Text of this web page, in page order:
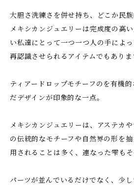
大胆さ洗練さを併せ持ち、どこか民
メキシカンジュエリーは完成度の高
い私達にとって一つ一つ人の手によ
再認識させられるアイテムでもありま
ティアードロップモチーフのを有機
だデザインが印象的な一点。
メキシカンジュエリーは、アステカ
の伝統的なモチーフや自然界の形を
用されることは多く、連なった雫もそ
パーツが並んでいるだけでなく、少